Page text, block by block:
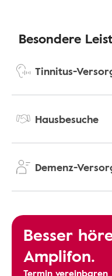
Besondere
Tinnitus-
Hausbesuche
Demenz-
Besser
Amplifon.
Termin vereinbaren